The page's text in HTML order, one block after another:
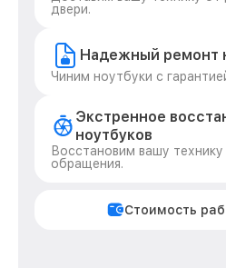
двери.
Надежный ремонт
Чиним ноутбуки с
Экстренное
ноутбуков
Восстановим вашу
обращения.
Стоимость